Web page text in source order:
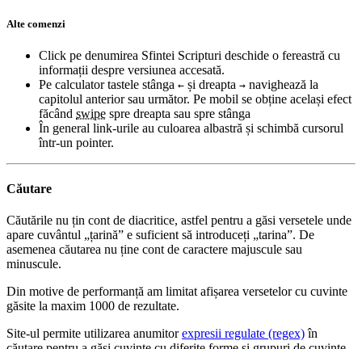
Alte comenzi
Click pe denumirea Sfintei Scripturi deschide o fereastră cu
informații despre versiunea accesată.
Pe calculator tastele stânga ← și dreapta → navighează la
capitolul anterior sau următor. Pe mobil se obține același efect
făcând swipe spre dreapta sau spre stânga
În general link-urile au culoarea albastră și schimbă cursorul
într-un pointer.
Căutare
Căutările nu țin cont de diacritice, astfel pentru a găsi versetele unde
apare cuvântul „țarină” e suficient să introduceți „tarina”. De
asemenea căutarea nu ține cont de caractere majuscule sau
minuscule.
Din motive de performanță am limitat afișarea versetelor cu cuvinte
găsite la maxim 1000 de rezultate.
Site-ul permite utilizarea anumitorexpresii regulate (regex)în